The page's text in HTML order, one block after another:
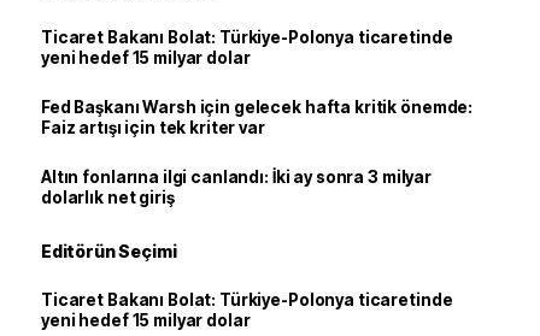
Ticaret Bakanı Bolat: Türkiye-Polonya ticaretinde
yeni hedef 15 milyar dolar
Fed Başkanı Warsh için gelecek hafta kritik önemde:
Faiz artışı için tek kriter var
Altın fonlarına ilgi canlandı: İki ay sonra 3 milyar
dolarlık net giriş
Editörün Seçimi
Ticaret Bakanı Bolat: Türkiye-Polonya ticaretinde
yeni hedef 15 milyar dolar